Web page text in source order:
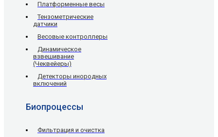
Платформенные весы
Тензометрические
датчики
Весовые контроллеры
Динамическое
взвешивание
(Чеквейеры)
Детекторы инородных
включений
Биопроцессы
Фильтрация и очистка